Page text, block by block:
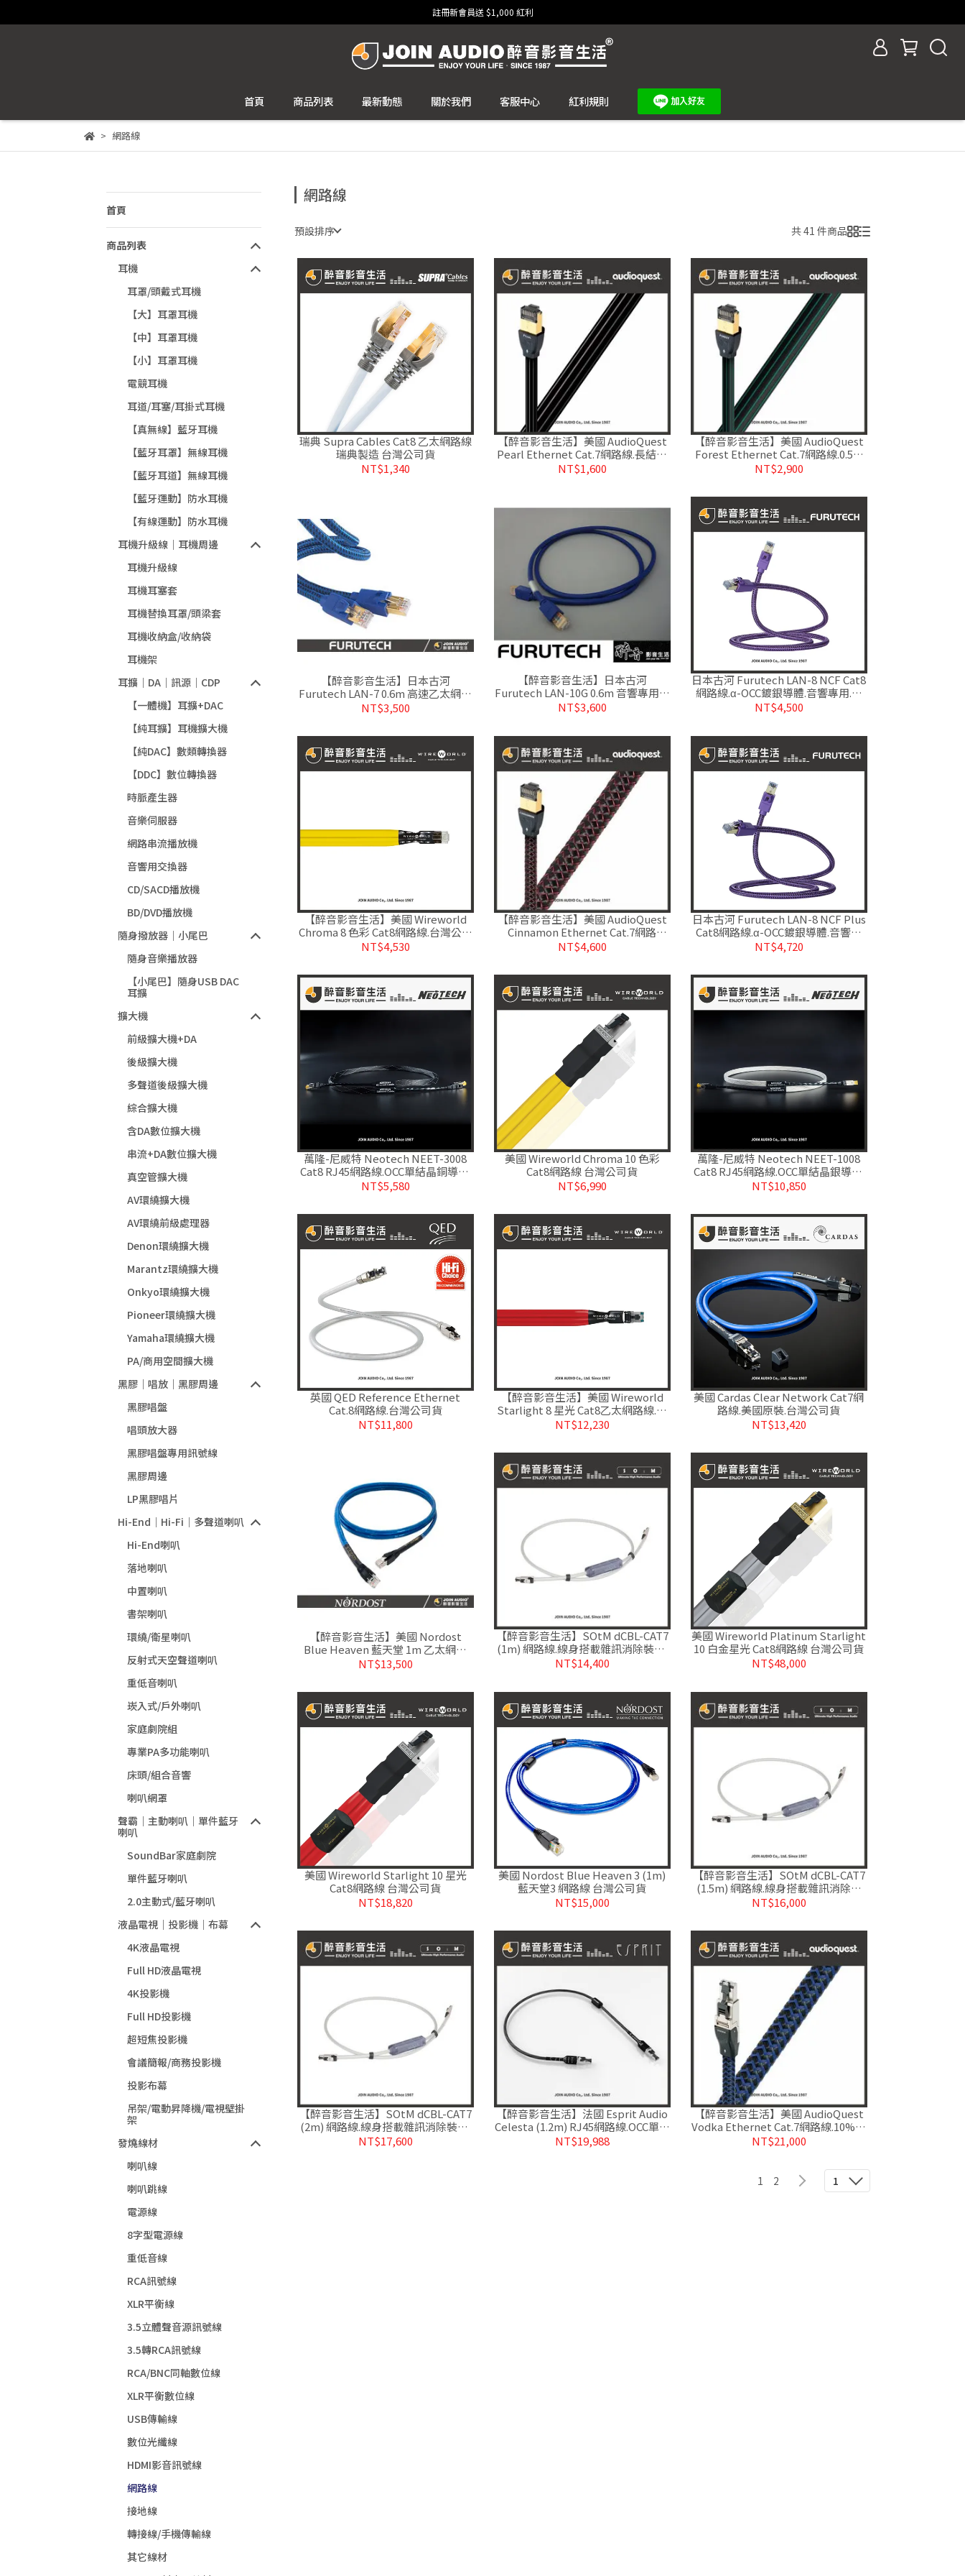
註冊新會員送 $1,000 紅利
首頁 商品列表 最新動態 關於我們 客服中心 紅利規則
網路線
首頁
商品列表
耳機
耳罩/頭戴式耳機
【大】耳罩耳機
【中】耳罩耳機
【小】耳罩耳機
電競耳機
耳道/耳塞/耳掛式耳機
【真無線】藍牙耳機
【藍牙耳罩】無線耳機
【藍牙耳道】無線耳機
【藍牙運動】防水耳機
【有線運動】防水耳機
耳機升級線｜耳機周邊
耳機升級線
耳機耳塞套
耳機替換耳罩/頭梁套
耳機收納盒/收納袋
耳機架
耳擴｜DA｜訊源｜CDP
【一體機】耳擴+DAC
【純耳擴】耳機擴大機
【純DAC】數類轉換器
【DDC】數位轉換器
時脈產生器
音樂伺服器
網路串流播放機
音響用交換器
CD/SACD播放機
BD/DVD播放機
隨身撥放器｜小尾巴
隨身音樂播放器
【小尾巴】隨身USB DAC
耳擴
擴大機
前級擴大機+DA
後級擴大機
多聲道後級擴大機
綜合擴大機
含DA數位擴大機
串流+DA數位擴大機
真空管擴大機
AV環繞擴大機
AV環繞前級處理器
Denon環繞擴大機
Marantz環繞擴大機
Onkyo環繞擴大機
Pioneer環繞擴大機
Yamaha環繞擴大機
PA/商用空間擴大機
黑膠｜唱放｜黑膠周邊
黑膠唱盤
唱頭放大器
黑膠唱盤專用訊號線
黑膠周邊
LP黑膠唱片
Hi-End｜Hi-Fi｜多聲道喇叭
Hi-End喇叭
落地喇叭
中置喇叭
書架喇叭
環繞/衛星喇叭
反射式天空聲道喇叭
重低音喇叭
崁入式/戶外喇叭
家庭劇院組
專業PA多功能喇叭
床頭/組合音響
喇叭網罩
聲霸｜主動喇叭｜單件藍牙
喇叭
SoundBar家庭劇院
單件藍牙喇叭
2.0主動式/藍牙喇叭
液晶電視｜投影機｜布幕
4K液晶電視
Full HD液晶電視
4K投影機
Full HD投影機
超短焦投影機
會議簡報/商務投影機
投影布幕
吊架/電動昇降機/電視壁掛
架
發燒線材
喇叭線
喇叭跳線
電源線
8字型電源線
重低音線
RCA訊號線
XLR平衡線
3.5立體聲音源訊號線
3.5轉RCA訊號線
RCA/BNC同軸數位線
XLR平衡數位線
USB傳輸線
數位光纖線
HDMI影音訊號線
網路線
接地線
轉接線/手機傳輸線
其它線材
網路線
預設排序 共 41 件商品
瑞典 Supra Cables Cat8 乙太網路線
瑞典製造 台灣公司貨
NT$1,340
【醉音影音生活】美國 AudioQuest
Pearl Ethernet Cat.7網路線.長結晶
銅導體.台灣公司貨
NT$1,600
【醉音影音生活】美國 AudioQuest
Forest Ethernet Cat.7網路線.0.5%
鍍銀.台灣公司貨
NT$2,900
【醉音影音生活】日本古河
Furutech LAN-7 0.6m 高速乙太網路
線.音響專用.原廠盒裝.公司貨.多種長
度
NT$3,500
【醉音影音生活】日本古河
Furutech LAN-10G 0.6m 音響專用網
路線.原廠盒裝.台灣公司貨.另有多種
長
NT$3,600
日本古河 Furutech LAN-8 NCF Cat8
網路線.α-OCC鍍銀導體.音響專用.台
灣公司貨
NT$4,500
【醉音影音生活】美國 Wireworld
Chroma 8 色彩 Cat8網路線.台灣公司
貨
NT$4,530
【醉音影音生活】美國 AudioQuest
Cinnamon Ethernet Cat.7網路
線.1.25%鍍銀.公司貨
NT$4,600
日本古河 Furutech LAN-8 NCF Plus
Cat8網路線.α-OCC鍍銀導體.音響專
用.台灣公司貨
NT$4,720
萬隆-尼威特 Neotech NEET-3008
Cat8 RJ45網路線.OCC單結晶銅導體.
公司貨
NT$5,580
美國 Wireworld Chroma 10 色彩
Cat8網路線 台灣公司貨
NT$6,990
萬隆-尼威特 Neotech NEET-1008
Cat8 RJ45網路線.OCC單結晶銀導體.
公司貨
NT$10,850
英國 QED Reference Ethernet
Cat.8網路線.台灣公司貨
NT$11,800
【醉音影音生活】美國 Wireworld
Starlight 8 星光 Cat8乙太網路線.台
灣公司貨
NT$12,230
美國 Cardas Clear Network Cat7網
路線.美國原裝.台灣公司貨
NT$13,420
【醉音影音生活】美國 Nordost
Blue Heaven 藍天堂 1m 乙太網路
線.6NOFC鍍銀.台灣公司貨
NT$13,500
【醉音影音生活】SOtM dCBL-CAT7
(1m) 網路線.線身搭載雜訊消除裝置.
公司貨
NT$14,400
美國 Wireworld Platinum Starlight
10 白金星光 Cat8網路線 台灣公司貨
NT$48,000
美國 Wireworld Starlight 10 星光
Cat8網路線 台灣公司貨
NT$18,820
美國 Nordost Blue Heaven 3 (1m)
藍天堂3 網路線 台灣公司貨
NT$15,000
【醉音影音生活】SOtM dCBL-CAT7
(1.5m) 網路線.線身搭載雜訊消除裝
置.公司貨
NT$16,000
【醉音影音生活】SOtM dCBL-CAT7
(2m) 網路線.線身搭載雜訊消除裝置.
公司貨
NT$17,600
【醉音影音生活】法國 Esprit Audio
Celesta (1.2m) RJ45網路線.OCC單結
晶銅.公司貨
NT$19,988
【醉音影音生活】美國 AudioQuest
Vodka Ethernet Cat.7網路線.10%鍍
銀導體.台灣公司貨
NT$21,000
1 2 1